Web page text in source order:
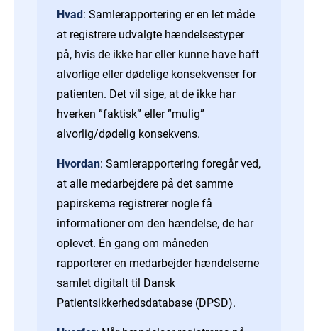
Hvad: Samlerapportering er en let måde
at registrere udvalgte hændelsestyper
på, hvis de ikke har eller kunne have haft
alvorlige eller dødelige konsekvenser for
patienten. Det vil sige, at de ikke har
hverken ”faktisk” eller ”mulig”
alvorlig/dødelig konsekvens.
Hvordan: Samlerapportering foregår ved,
at alle medarbejdere på det samme
papirskema registrerer nogle få
informationer om den hændelse, de har
oplevet. Én gang om måneden
rapporterer en medarbejder hændelserne
samlet digitalt til Dansk
Patientsikkerhedsdatabase (DPSD).